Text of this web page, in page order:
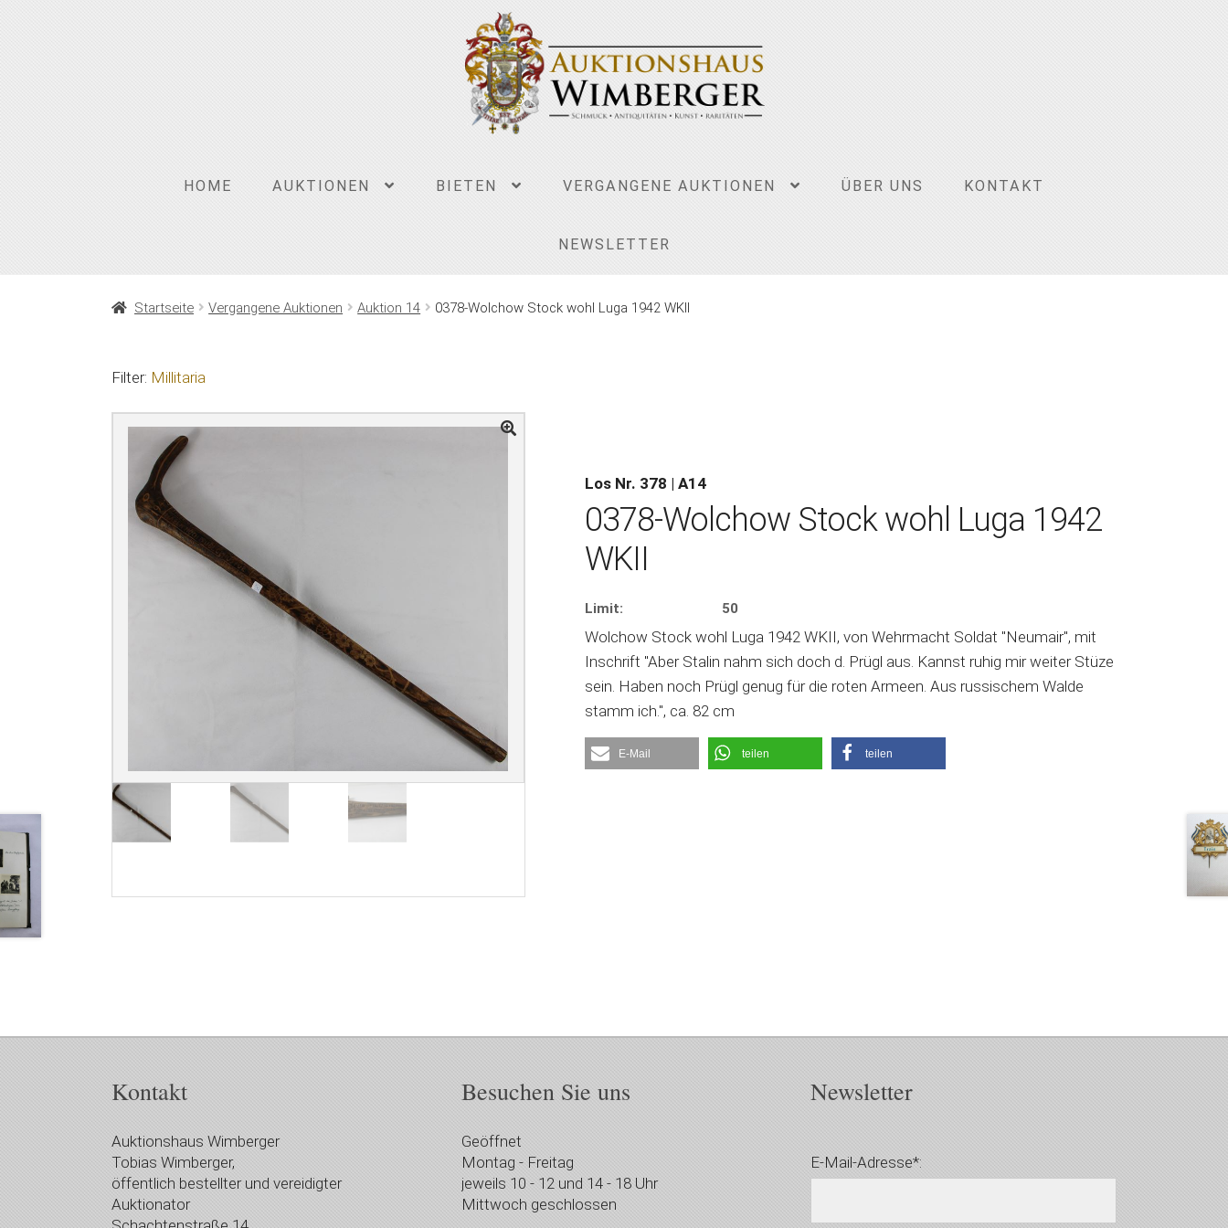
HOME AUKTIONEN BIETEN VERGANGENE AUKTIONEN ÜBER UNS KONTAKT
NEWSLETTER
Startseite Vergangene Auktionen Auktion 14 0378-Wolchow Stock wohl Luga 1942 WKII
Filter: Millitaria
Los Nr. 378 | A14
0378-Wolchow Stock wohl Luga 1942
WKII
Limit: 50
Wolchow Stock wohl Luga 1942 WKII, von Wehrmacht Soldat "Neumair", mit
Inschrift "Aber Stalin nahm sich doch d. Prügl aus. Kannst ruhig mir weiter Stüze
sein. Haben noch Prügl genug für die roten Armeen. Aus russischem Walde
stamm ich.", ca. 82 cm
E-Mail teilen teilen
Kontakt
Auktionshaus Wimberger
Tobias Wimberger,
öffentlich bestellter und vereidigter
Auktionator
Besuchen Sie uns
Geöffnet
Montag - Freitag
jeweils 10 - 12 und 14 - 18 Uhr
Mittwoch geschlossen
Newsletter
E-Mail-Adresse*: